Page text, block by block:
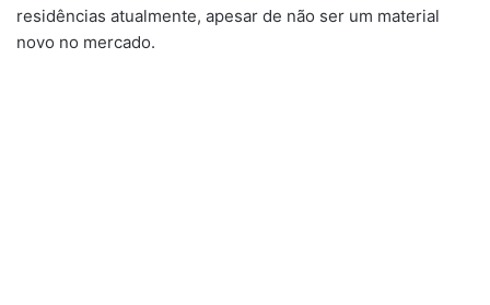
residências atualmente, apesar de não ser um material
novo no mercado.